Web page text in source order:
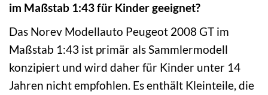
im Maßstab 1:43 für Kinder geeignet?
Das Norev Modellauto Peugeot 2008 GT im
Maßstab 1:43 ist primär als Sammlermodell
konzipiert und wird daher für Kinder unter 14
Jahren nicht empfohlen. Es enthält Kleinteile, die